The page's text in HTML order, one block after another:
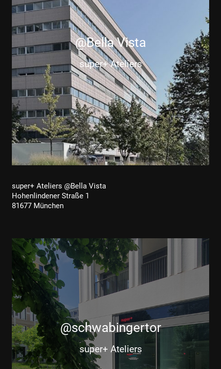
@Bella Vista
super+ Ateliers
super+ Ateliers @Bella Vista
Hohenlindener Straße 1
81677 München
@schwabingertor
super+ Ateliers